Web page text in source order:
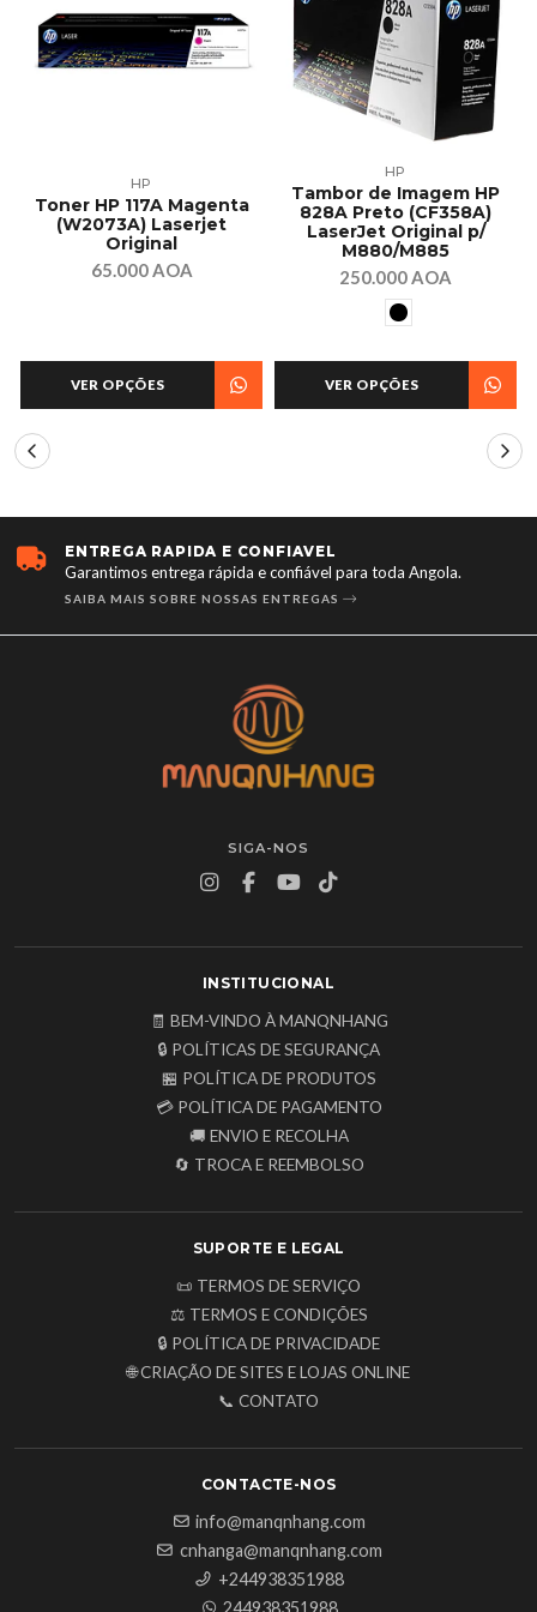
HP
Toner HP 117A Magenta
(W2073A) Laserjet
Original
65.000 AOA
VER OPÇÕES
HP
Tambor de Imagem HP
828A Preto (CF358A)
LaserJet Original p/
M880/M885
250.000 AOA
VER OPÇÕES
ENTREGA RÁPIDA E CONFIÁVEL
Garantimos entrega rápida e confiável para toda Angola.
SAIBA MAIS SOBRE NOSSAS ENTREGAS
SIGA-NOS
INSTITUCIONAL
🧾 BEM-VINDO À MANQNHANG
🔒 POLÍTICAS DE SEGURANÇA
🏪 POLÍTICA DE PRODUTOS
💳 POLÍTICA DE PAGAMENTO
🚚 ENVIO E RECOLHA
🔄 TROCA E REEMBOLSO
SUPORTE E LEGAL
📜 TERMOS DE SERVIÇO
⚖️ TERMOS E CONDIÇÕES
🔒 POLÍTICA DE PRIVACIDADE
🌐 CRIAÇÃO DE SITES E LOJAS ONLINE
📞 CONTATO
CONTACTE-NOS
info@manqnhang.com
cnhanga@manqnhang.com
+244938351988
244938351988